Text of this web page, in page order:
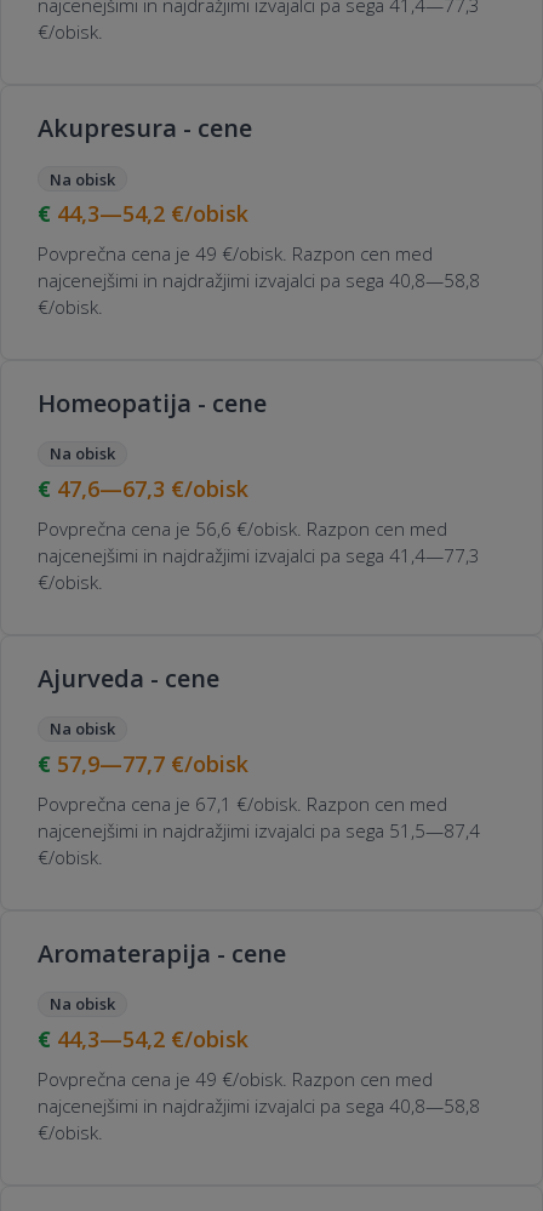
najcenejšimi in najdražjimi izvajalci pa sega 41,4—77,3
€/obisk.
Akupresura - cene
Na obisk
44,3—54,2 €/obisk
Povprečna cena je 49 €/obisk. Razpon cen med
najcenejšimi in najdražjimi izvajalci pa sega 40,8—58,8
€/obisk.
Homeopatija - cene
Na obisk
47,6—67,3 €/obisk
Povprečna cena je 56,6 €/obisk. Razpon cen med
najcenejšimi in najdražjimi izvajalci pa sega 41,4—77,3
€/obisk.
Ajurveda - cene
Na obisk
57,9—77,7 €/obisk
Povprečna cena je 67,1 €/obisk. Razpon cen med
najcenejšimi in najdražjimi izvajalci pa sega 51,5—87,4
€/obisk.
Aromaterapija - cene
Na obisk
44,3—54,2 €/obisk
Povprečna cena je 49 €/obisk. Razpon cen med
najcenejšimi in najdražjimi izvajalci pa sega 40,8—58,8
€/obisk.